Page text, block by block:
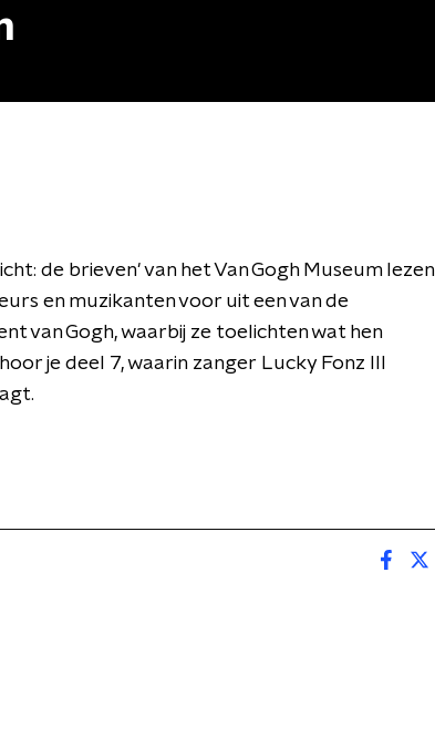
de brieven' van het Van Gogh Museum lezen
en muzikanten voor uit een van de
van Gogh, waarbij ze toelichten wat hen
je deel 7, waarin zanger Lucky Fonz III